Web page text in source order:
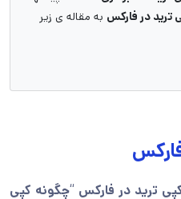
در فارکس به مقاله ی زیر
ترید در فارکس “چگونه کپی